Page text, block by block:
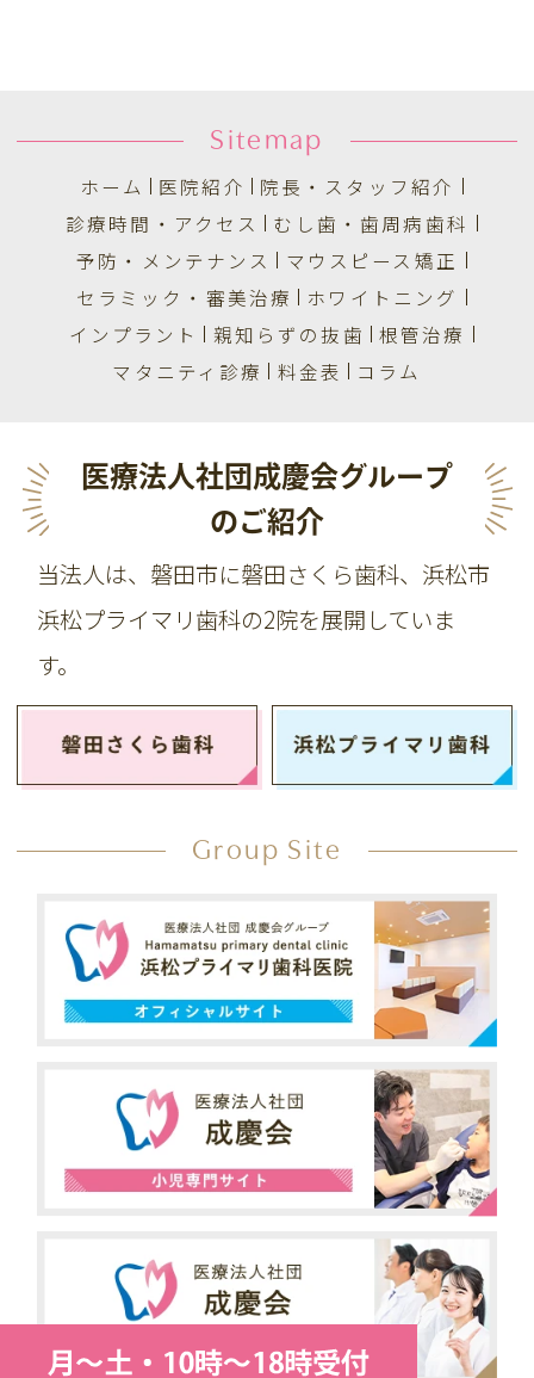
Sitemap
ホーム 医院紹介
院長・スタッフ紹介
診療時間・アクセス
むし歯・歯周病歯科
予防・メンテナンス
マウスピース矯正
セラミック・審美治療
ホワイトニング
インプラント
親知らずの抜歯
根管治療
マタニティ診療
料金表 コラム
医療法人社団成慶会グループ
のご紹介
当法人は、磐田市に磐田さくら歯科、浜松市
浜松プライマリ歯科の2院を展開していま
す。
Group Site